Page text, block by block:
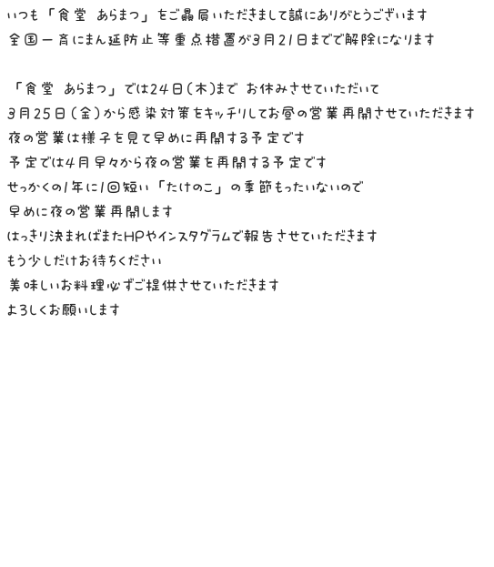
いつも「食堂 あらまつ」をご贔屓いただきまして誠にありがとうございます
全国一斉にまん延防止等重点措置が3月21日までで解除になります
「食堂 あらまつ」では24日(木)まで お休みさせていただいて
3月25日（金）から感染対策をキッチリしてお昼の営業再開させていただきます
夜の営業は様子を見て早めに再開する予定です
予定では4月早々から夜の営業を再開する予定です
せっかくの1年に1回短い「たけのこ」の季節もったいないので
早めに夜の営業再開します
はっきり決まればまたHPやインスタグラムで報告させていただきます
もう少しだけお待ちください
美味しいお料理必ずご提供させていただきます
よろしくお願いします